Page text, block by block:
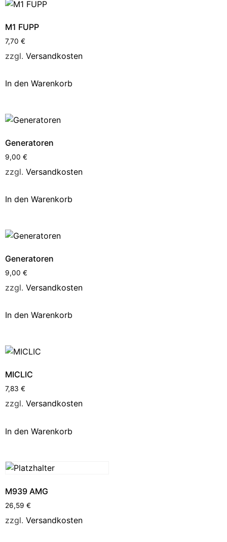
M1 FUPP
7,70 €
zzgl. Versandkosten
In den Warenkorb
Generatoren
9,00 €
zzgl. Versandkosten
In den Warenkorb
Generatoren
9,00 €
zzgl. Versandkosten
In den Warenkorb
MICLIC
7,83 €
zzgl. Versandkosten
In den Warenkorb
M939 AMG
26,59 €
zzgl. Versandkosten